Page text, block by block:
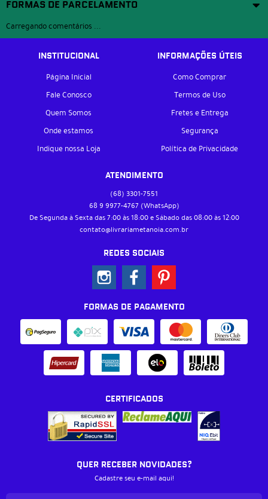
FORMAS DE PARCELAMENTO
Carregando comentários ...
INSTITUCIONAL
Página Inicial
Fale Conosco
Quem Somos
Onde estamos
Indique nossa Loja
INFORMAÇÕES ÚTEIS
Como Comprar
Termos de Uso
Fretes e Entrega
Segurança
Política de Privacidade
ATENDIMENTO
(68) 3301-7551
68 9 9977-4767 (WhatsApp)
De Segunda à Sexta das 7:00 às 18:00 e Sábado das 08:00 às 12:00
contato@livrariametanoia.com.br
REDES SOCIAIS
FORMAS DE PAGAMENTO
CERTIFICADOS
QUER RECEBER NOVIDADES?
Cadastre seu e-mail aqui!